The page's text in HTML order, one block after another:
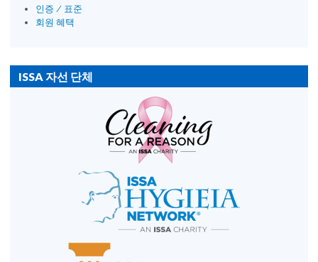
인증 / 표준
회원 혜택
ISSA 자선 단체